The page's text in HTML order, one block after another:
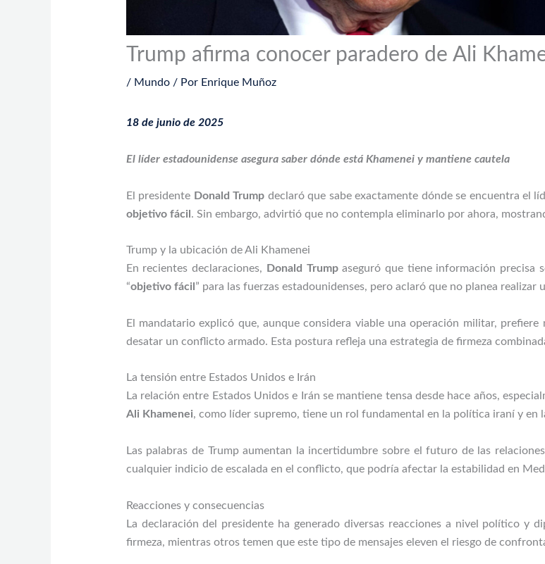
Trump afirma conocer paradero de Ali
/ Mundo/ Por Enrique Muñoz
18 de junio de 2025
El líder estadounidense asegura saber dónde está Khamenei y mantiene cautela
El presidente Donald Trump declaró que sabe exactamente dónde se encuentra el
objetivo fácil . Sin embargo, advirtió que no contempla eliminarlo por ahora,
Trump y la ubicación de Ali Khamenei
En recientes declaraciones,
Donald Trumpaseguró que tiene información precisa
“objetivo fácil ” para las fuerzas estadounidenses, pero aclaró que no planea
El mandatario explicó que, aunque considera viable una operación militar,
desatar un conflicto armado. Esta postura refleja una estrategia de firmeza
La tensión entre Estados Unidos e Irán
La relación entre Estados Unidos e Irán se mantiene tensa desde hace años,
Ali Khamenei, como líder supremo, tiene un rol fundamental en la política iraní y en
Las palabras de Trump aumentan la incertidumbre sobre el futuro de las
cualquier indicio de escalada en el conflicto, que podría afectar la estabilidad en
Reacciones y consecuencias
La declaración del presidente ha generado diversas reacciones a nivel político y
firmeza, mientras otros temen que este tipo de mensajes eleven el riesgo de